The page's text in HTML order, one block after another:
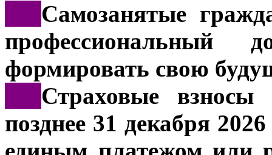
Самозанятые
профессиональный
формировать свою
Страховые взносы
позднее 31 декабря